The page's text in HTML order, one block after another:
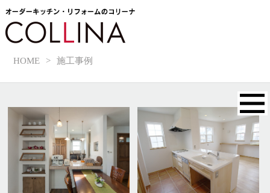
HOME > 施工事例